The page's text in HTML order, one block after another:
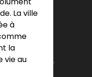
La ville
à
la
vie au